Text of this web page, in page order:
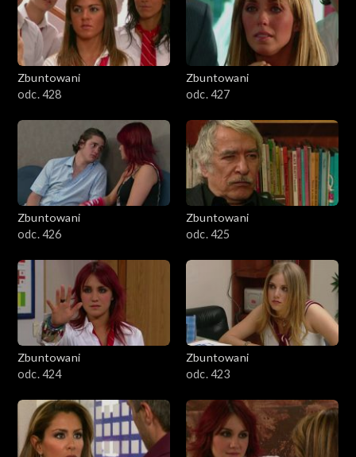
Zbuntowani
odc. 428
Zbuntowani
odc. 427
Zbuntowani
odc. 426
Zbuntowani
odc. 425
Zbuntowani
odc. 424
Zbuntowani
odc. 423